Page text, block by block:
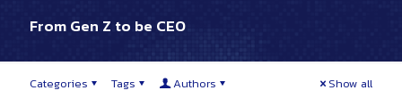
From Gen Z to be CEO
Categories Tags Authors Show all